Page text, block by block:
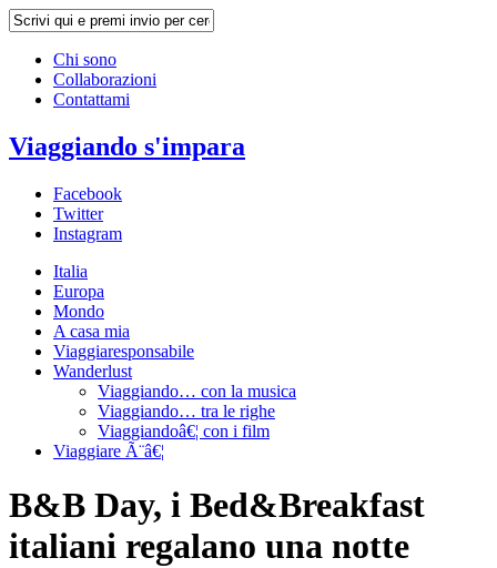
Chi sono
Collaborazioni
Contattami
Viaggiando s'impara
Facebook
Twitter
Instagram
Italia
Europa
Mondo
A casa mia
Viaggiaresponsabile
Wanderlust
Viaggiando… con la musica
Viaggiando… tra le righe
Viaggiandoâ€¦ con i film
Viaggiare Ã¨â€¦
B&B Day, i Bed&Breakfast
italiani regalano una notte